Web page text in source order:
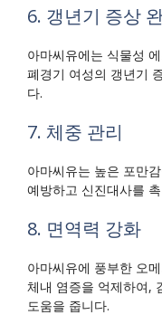
6. 갱년기 증상
아마씨유에는 식물성
폐경기 여성의 갱년기
다.
7. 체중 관리
아마씨유는 높은 포만
예방하고 신진대사를
8. 면역력 강화
아마씨유에 풍부한 오
체내 염증을 억제하여,
도움을 줍니다.